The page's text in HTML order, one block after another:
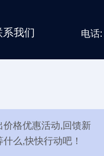
系我们 电话:
价格优惠活动,回馈新
么,快快行动吧！